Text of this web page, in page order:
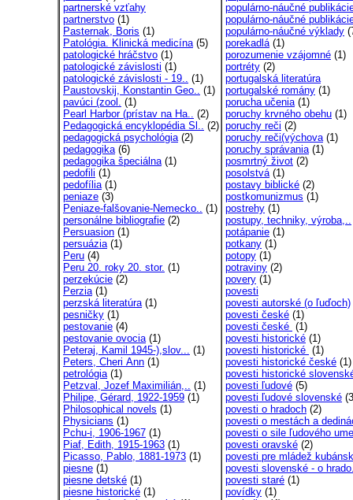
partnerské vzťahy
partnerstvo (1)
Pasternak, Boris (1)
Patológia. Klinická medicína(5)
patologické hráčstvo (1)
patologické závislosti (1)
patologické závislosti - 19.. (1)
Paustovskij, Konstantin Geo.. (1)
pavúci (zool. (1)
Pearl Harbor (prístav na Ha.. (2)
Pedagogická encyklopédia Sl.. (2)
pedagogická psychológia(2)
pedagogika(6)
pedagogika špeciálna(1)
pedofili (1)
pedofília(1)
peniaze (3)
Peniaze-falšovanie-Nemecko.. (1)
personálne bibliografie (2)
Persuasion (1)
persuázia(1)
Peru (4)
Peru 20. roky 20. stor. (1)
perzekúcie (2)
Perzia(1)
perzská literatúra(1)
pesničky (1)
pestovanie (4)
pestovanie ovocia(1)
Peteraj, Kamil 1945-),slov... (1)
Peters, Cheri Ann (1)
petrológia(1)
Petzval, Jozef Maximilián,.. (1)
Philipe, Gérard, 1922-1959 (1)
Philosophical novels (1)
Physicians (1)
Pchu-i, 1906-1967 (1)
Piaf, Edith, 1915-1963 (1)
Picasso, Pablo, 1881-1973 (1)
piesne (1)
piesne detské (1)
piesne historické (1)
populárno-náučné
populárno-náučné
populárno-náučné výklady
porekadlá(1)
porozumenie vzájomné (1)
portréty (2)
portugalská literatúra
portugalské romány (1)
porucha učenia(1)
poruchy krvného obehu (1)
poruchy reči (2)
poruchy reči(výchova(1)
poruchy správania(1)
posmrtný život (2)
posolstvá(1)
postavy biblické (2)
postkomunizmus (1)
postrehy (1)
postupy, techniky, výroba,..
potápanie (1)
potkany (1)
potopy (1)
potraviny (2)
povery (1)
povesti
povesti autorské (o ľuďoch)
povesti české (1)
povesti české (1)
povesti historické (1)
povesti historické (1)
povesti historické české (1)
povesti historické
povesti ľudové (5)
povesti ľudové slovenské
povesti o hradoch (2)
povesti o mestách a
povesti o sile ľudového
povesti oravské (2)
povesti pre mládež
povesti slovenské - o
povesti staré (1)
povídky (1)